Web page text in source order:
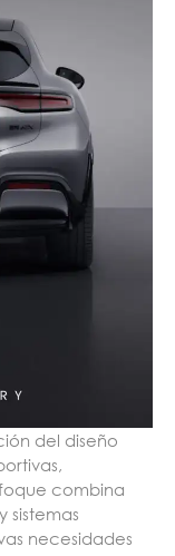
del diseño
combina
sistemas
necesidades